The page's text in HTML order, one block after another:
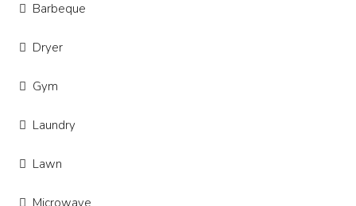
Barbeque
Dryer
Gym
Laundry
Lawn
Microwave